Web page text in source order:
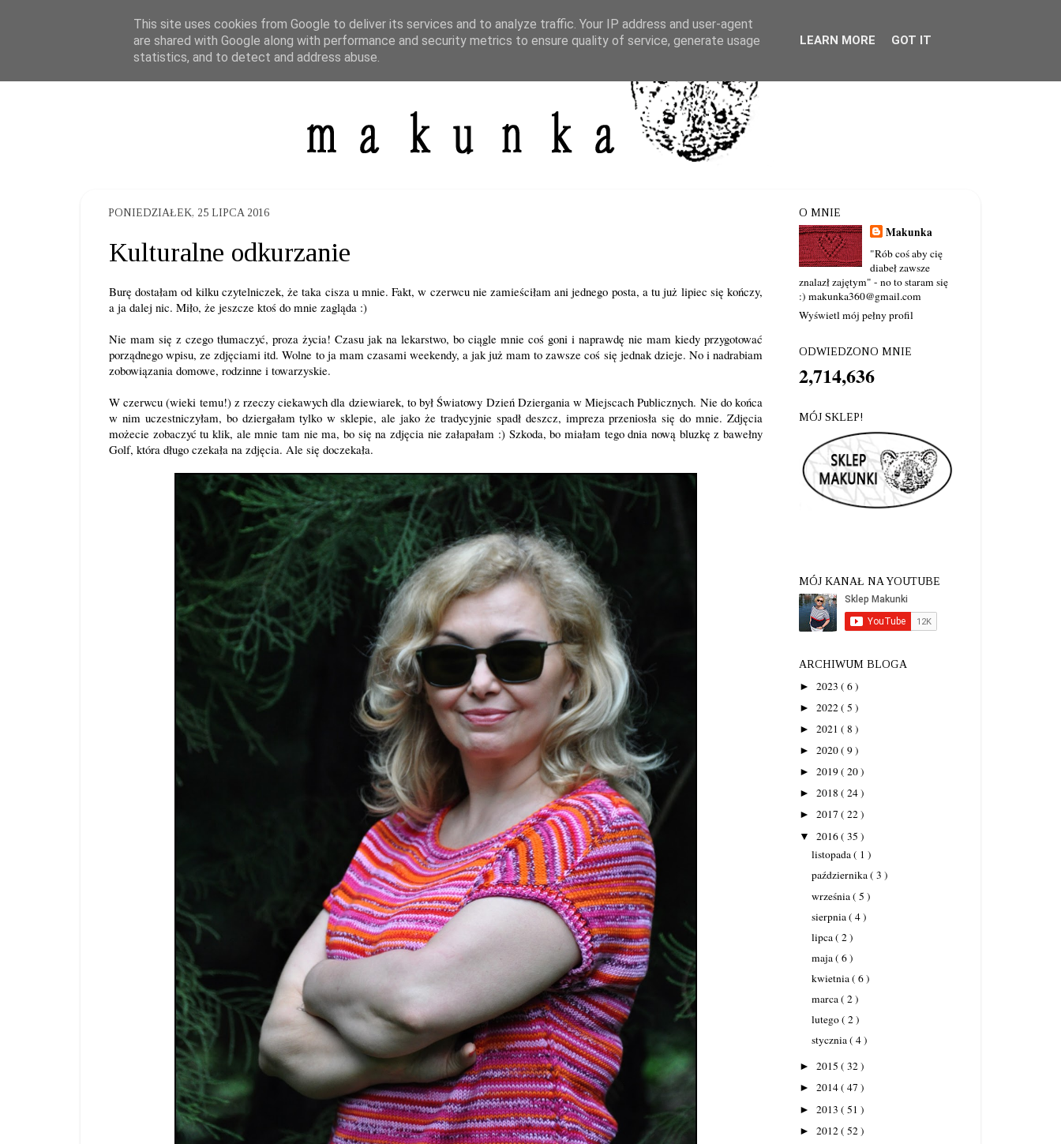
PONIEDZIAŁEK, 25 LIPCA 2016
Kulturalne odkurzanie
Burę dostałam od kilku czytelniczek, że taka cisza u mnie. Fakt, w czerwcu nie zamieściłam ani jednego posta, a tu już lipiec się kończy,
a ja dalej nic. Miło, że jeszcze ktoś do mnie zagląda :)
Nie mam się z czego tłumaczyć, proza życia! Czasu jak na lekarstwo, bo ciągle mnie coś goni i naprawdę nie mam kiedy przygotować
porządnego wpisu, ze zdjęciami itd. Wolne to ja mam czasami weekendy, a jak już mam to zawsze coś się jednak dzieje. No i nadrabiam
zobowiązania domowe, rodzinne i towarzyskie.
W czerwcu (wieki temu!) z rzeczy ciekawych dla dziewiarek, to był Światowy Dzień Dziergania w Miejscach Publicznych. Nie do końca
w nim uczestniczyłam, bo dziergałam tylko w sklepie, ale jako że tradycyjnie spadł deszcz, impreza przeniosła się do mnie. Zdjęcia
możecie zobaczyć tu klik, ale mnie tam nie ma, bo się na zdjęcia nie załapałam :) Szkoda, bo miałam tego dnia nową bluzkę z bawełny
Golf, która długo czekała na zdjęcia. Ale się doczekała.
O MNIE
Makunka
"Rób coś aby cię
diabeł zawsze
znalazł zajętym" - no to staram się
:) makunka360@gmail.com
Wyświetl mój pełny profil
ODWIEDZONO MNIE
2,714,636
MÓJ SKLEP!
MÓJ KANAŁ NA YOUTUBE
ARCHIWUM BLOGA
► 2023 ( 6 )
► 2022( 5 )
► 2021 ( 8 )
► 2020( 9 )
► 2019( 20 )
► 2018 ( 24 )
► 2017 ( 22 )
▼ 2016( 35 )
listopada( 1 )
października( 3 )
września( 5 )
sierpnia( 4 )
lipca( 2 )
maja( 6 )
kwietnia( 6 )
marca( 2 )
lutego( 2 )
stycznia( 4 )
► 2015 ( 32 )
► 2014( 47 )
► 2013 ( 51 )
► 2012( 52 )
This site uses cookies from Google to deliver its services and to analyze traffic. Your IP address and user-agent
are shared with Google along with performance and security metrics to ensure quality of service, generate usage
statistics, and to detect and address abuse.
LEARN MORE GOT IT